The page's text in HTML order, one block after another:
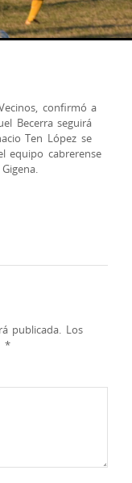
confirmó a
Becerra seguirá
Ten López se
equipo cabrerense
publicada. Los
*